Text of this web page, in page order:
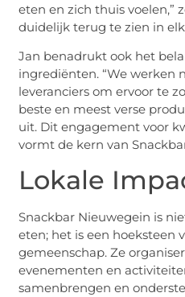
eten en zich thuis voelen,”
duidelijk terug te zien in
Jan benadrukt ook het
ingrediënten. “We werken
leveranciers om ervoor te
beste en meest verse
uit. Dit engagement voor
vormt de kern van
Lokale
Snackbar Nieuwegein is
eten; het is een hoeksteen
gemeenschap. Ze
evenementen en
samenbrengen en